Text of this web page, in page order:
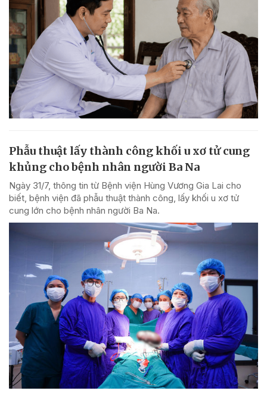
Phẫu thuật lấy thành công khối u xơ tử cung
khủng cho bệnh nhân người Ba Na
Ngày 31/7, thông tin từ Bệnh viện Hùng Vương Gia Lai cho
biết, bệnh viện đã phẫu thuật thành công, lấy khối u xơ tử
cung lớn cho bệnh nhân người Ba Na.